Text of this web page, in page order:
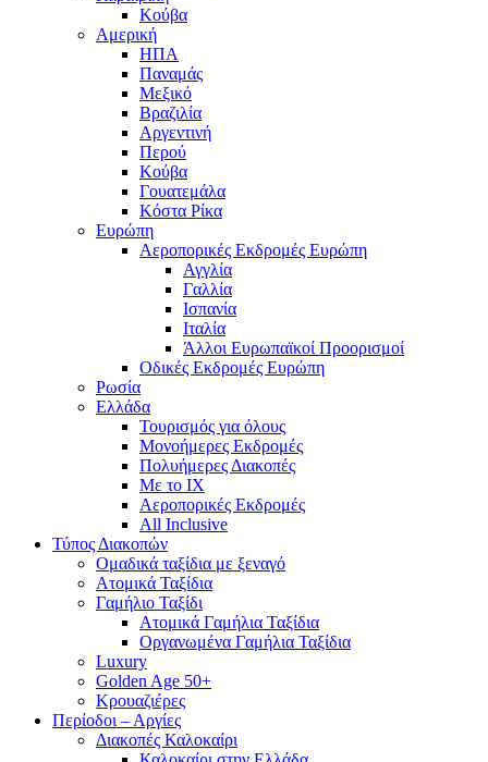
Κούβα
Αμερική
ΗΠΑ
Παναμάς
Μεξικό
Βραζιλία
Αργεντινή
Περού
Κούβα
Γουατεμάλα
Κόστα Ρίκα
Ευρώπη
Αεροπορικές Εκδρομές Ευρώπη
Αγγλία
Γαλλία
Ισπανία
Ιταλία
Άλλοι Ευρωπαϊκοί Προορισμοί
Οδικές Εκδρομές Ευρώπη
Ρωσία
Ελλάδα
Τουρισμός για όλους
Mονοήμερες Εκδρομές
Πολυήμερες Διακοπές
Με το ΙΧ
Αεροπορικές Εκδρομές
All Inclusive
Τύπος Διακοπών
Ομαδικά ταξίδια με ξεναγό
Ατομικά Ταξίδια
Γαμήλιο Ταξίδι
Ατομικά Γαμήλια Ταξίδια
Οργανωμένα Γαμήλια Ταξίδια
Luxury
Golden Age 50+
Κρουαζιέρες
Περίοδοι – Αργίες
Διακοπές Καλοκαίρι